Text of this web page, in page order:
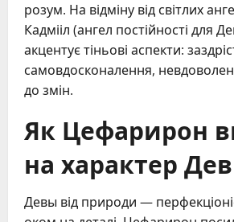
розум. На відміну від світлих
Кадмііл (ангел постійності для
акцентує тіньові аспекти:
самовдосконалення,
до змін.
Як Цефарирон
на характер Дев
Девы від природи —